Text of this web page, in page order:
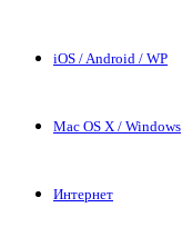
iOS / Android / WP
Mac OS X / Windows
Интернет